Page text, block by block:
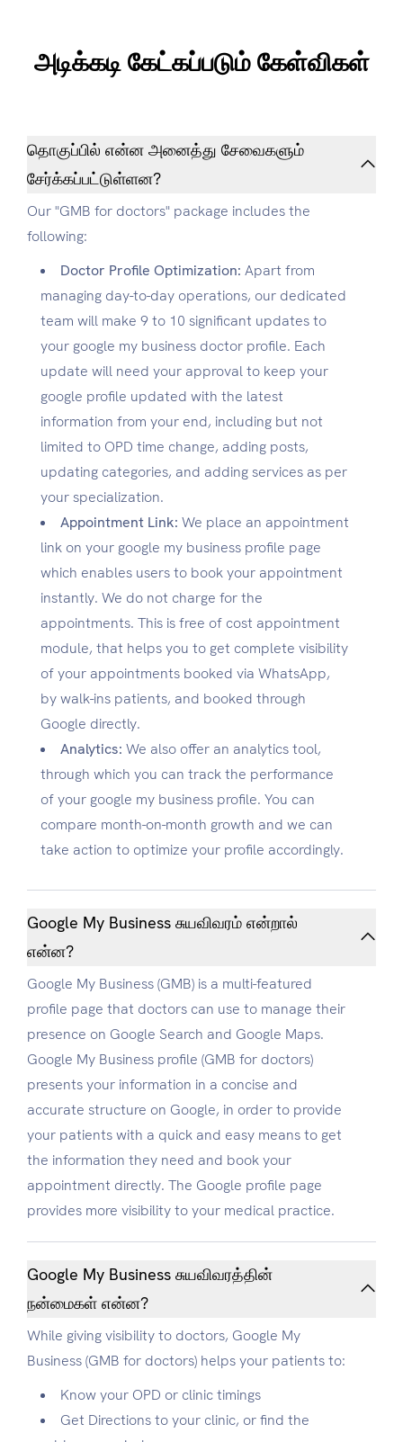
அடிக்கடி கேட்கப்படும் கேள்விகள்
தொகுப்பில் என்ன அனைத்து சேவைகளும்
சேர்க்கப்பட்டுள்ளன?
Our "GMB for doctors" package includes the
following:
Doctor Profile Optimization: Apart from
managing day-to-day operations, our dedicated
team will make 9 to 10 significant updates to
your google my business doctor profile. Each
update will need your approval to keep your
google profile updated with the latest
information from your end, including but not
limited to OPD time change, adding posts,
updating categories, and adding services as per
your specialization.
Appointment Link: We place an appointment
link on your google my business profile page
which enables users to book your appointment
instantly. We do not charge for the
appointments. This is free of cost appointment
module, that helps you to get complete visibility
of your appointments booked via WhatsApp,
by walk-ins patients, and booked through
Google directly.
Analytics: We also offer an analytics tool,
through which you can track the performance
of your google my business profile. You can
compare month-on-month growth and we can
take action to optimize your profile accordingly.
Google My Business சுயவிவரம் என்றால்
என்ன?
Google My Business (GMB) is a multi-featured
profile page that doctors can use to manage their
presence on Google Search and Google Maps.
Google My Business profile (GMB for doctors)
presents your information in a concise and
accurate structure on Google, in order to provide
your patients with a quick and easy means to get
the information they need and book your
appointment directly. The Google profile page
provides more visibility to your medical practice.
Google My Business சுயவிவரத்தின்
நன்மைகள் என்ன?
While giving visibility to doctors, Google My
Business (GMB for doctors) helps your patients to:
Know your OPD or clinic timings
Get Directions to your clinic, or find the